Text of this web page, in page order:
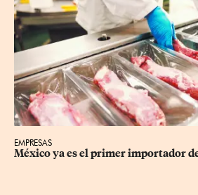
EMPRESAS
México ya es el primer importador